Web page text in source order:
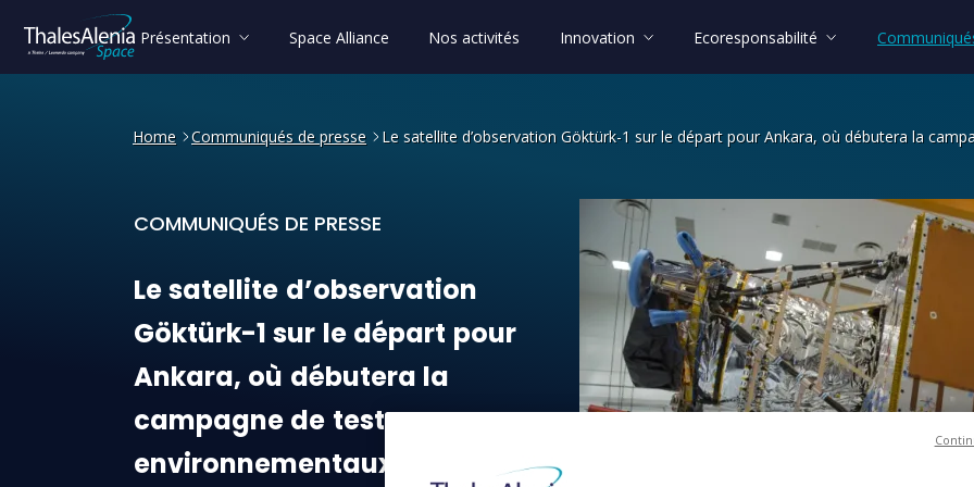
Présentation Space Alliance Nos activités Innovation Ecoresponsabilité
Home Communiqués de presse Le satellite d’observation Göktürk-1 sur le départ pour Ankara, où débutera la
COMMUNIQUÉS DE PRESSE
Le satellite d’observation Göktürk-1 sur le départ pour
Lesatellite d’observation
Göktürk-1 sur le départ pour
Ankara, où débutera la
campagne de tests
environnementaux